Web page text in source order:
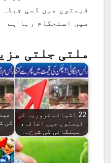
میں استحکام رہا ہے
ملتی جلتی
22 اشیائے ضروریہ کی
قیمتوں میں اضافہ،
مہنگائی کی شرح…